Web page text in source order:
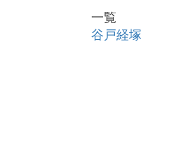
一覧
谷戸経塚